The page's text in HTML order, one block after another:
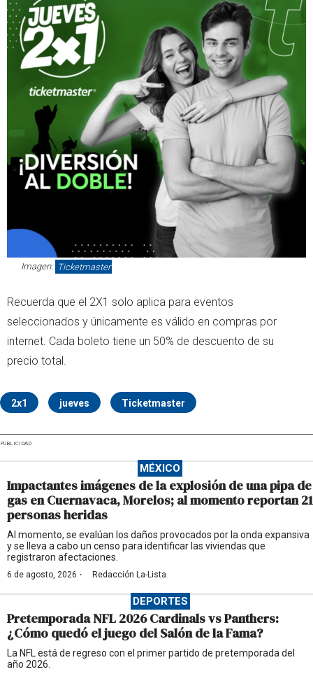
Imagen: Ticketmaster
Recuerda que el 2X1 solo aplica para eventos
seleccionados y únicamente es válido en compras por
internet. Cada boleto tiene un 50% de descuento de su
precio total.
2x1 jueves Ticketmaster
PUBLICIDAD
MÉXICO
Impactantes imágenes de la explosión de una pipa de
gas en Cuernavaca, Morelos; al momento reportan 21
personas heridas
Al momento, se evalúan los daños provocados por la onda expansiva
y se lleva a cabo un censo para identificar las viviendas que
registraron afectaciones.
6 de agosto, 2026 · Redacción La-Lista
DEPORTES
Pretemporada NFL 2026 Cardinals vs Panthers:
¿Cómo quedó el juego del Salón de la Fama?
La NFL está de regreso con el primer partido de pretemporada del
año 2026.